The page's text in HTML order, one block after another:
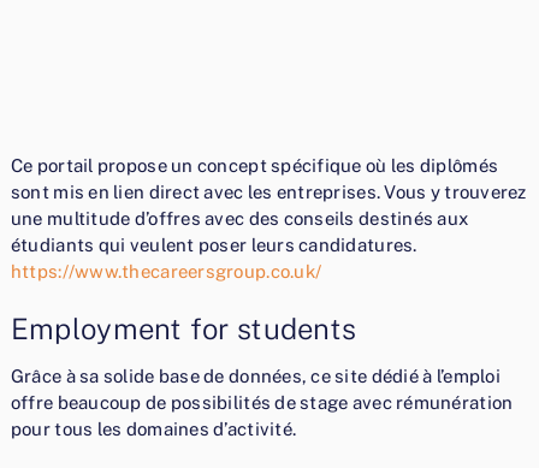
Ce portail propose un concept spécifique où les diplômés
sont mis en lien direct avec les entreprises. Vous y trouverez
une multitude d’offres avec des conseils destinés aux
étudiants qui veulent poser leurs candidatures.
https://www.thecareersgroup.co.uk/
Employment for students
Grâce à sa solide base de données, ce site dédié à l’emploi
offre beaucoup de possibilités de stage avec rémunération
pour tous les domaines d’activité.